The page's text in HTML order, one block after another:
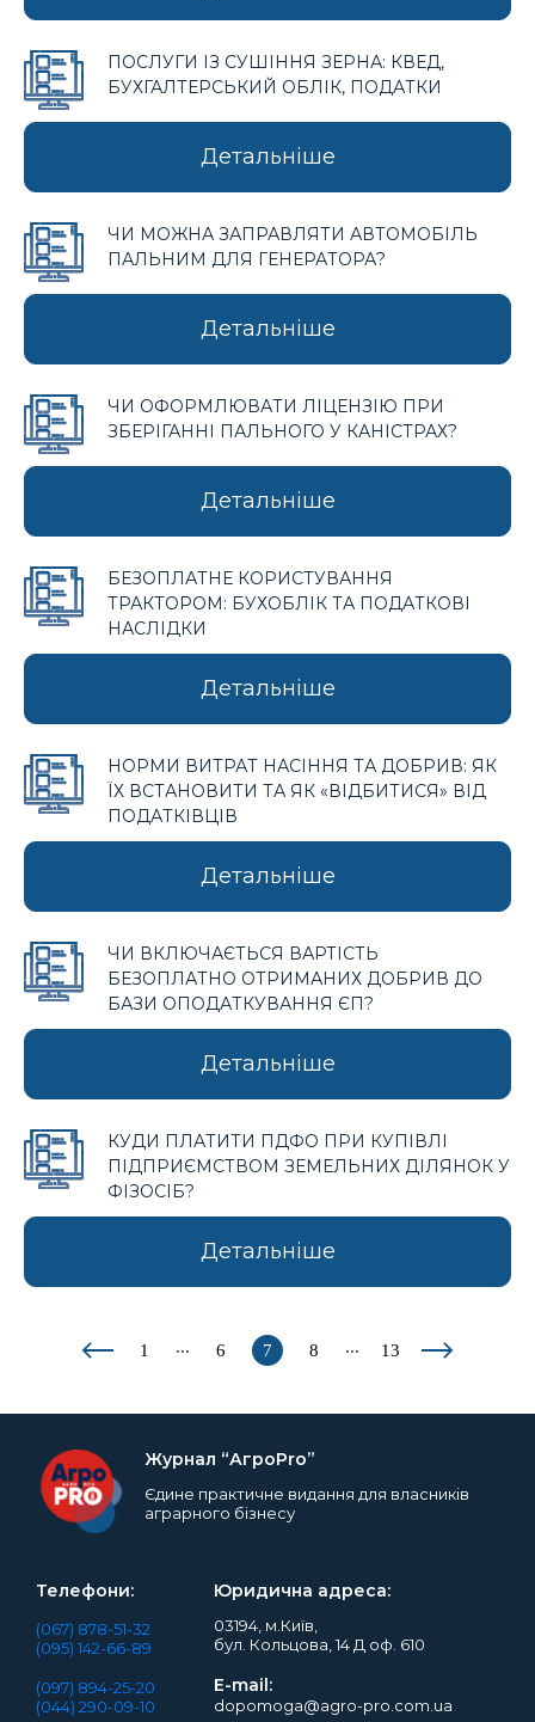
ПОСЛУГИ ІЗ СУШІННЯ ЗЕРНА: КВЕД,
БУХГАЛТЕРСЬКИЙ ОБЛІК, ПОДАТКИ
Детальніше
ЧИ МОЖНА ЗАПРАВЛЯТИ АВТОМОБІЛЬ
ПАЛЬНИМ ДЛЯ ГЕНЕРАТОРА?
Детальніше
ЧИ ОФОРМЛЮВАТИ ЛІЦЕНЗІЮ ПРИ
ЗБЕРІГАННІ ПАЛЬНОГО У КАНІСТРАХ?
Детальніше
БЕЗОПЛАТНЕ КОРИСТУВАННЯ
ТРАКТОРОМ: БУХОБЛІК ТА ПОДАТКОВІ
НАСЛІДКИ
Детальніше
НОРМИ ВИТРАТ НАСІННЯ ТА ДОБРИВ: ЯК
ЇХ ВСТАНОВИТИ ТА ЯК «ВІДБИТИСЯ» ВІД
ПОДАТКІВЦІВ
Детальніше
ЧИ ВКЛЮЧАЄТЬСЯ ВАРТІСТЬ
БЕЗОПЛАТНО ОТРИМАНИХ ДОБРИВ ДО
БАЗИ ОПОДАТКУВАННЯ ЄП?
Детальніше
КУДИ ПЛАТИТИ ПДФО ПРИ КУПІВЛІ
ПІДПРИЄМСТВОМ ЗЕМЕЛЬНИХ ДІЛЯНОК У
ФІЗОСІБ?
Детальніше
1 ... 6 7 8 ... 13
Журнал “АгроPro”
Єдине практичне видання для власників
аграрного бізнесу
Юридична адреса:
03194, м.Київ,
бул. Кольцова, 14 Д оф. 610
Телефони:
(067) 878-51-32
(095) 142-66-89
(097) 894-25-20
(044) 290-09-10
E-mail:
dopomoga@agro-pro.com.ua